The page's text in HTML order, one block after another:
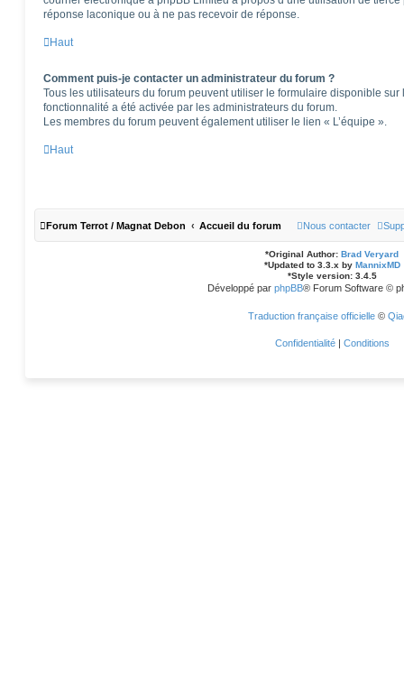
réponse laconique ou à ne pas recevoir de réponse.
Haut
Comment puis-je contacter un administrateur du forum ?
Tous les utilisateurs du forum peuvent utiliser le formulaire disponible
fonctionnalité a été activée par les administrateurs du forum.
Les membres du forum peuvent également utiliser le lien « L’équipe ».
Haut
Forum Terrot / Magnat Debon Accueil du forum Nous contacter
*Original Author: Brad Veryard
*Updated to 3.3.x by MannixMD
*Style version: 3.4.5
Développé par phpBB® Forum Software ©
Traduction française officielle©
Confidentialité | Conditions